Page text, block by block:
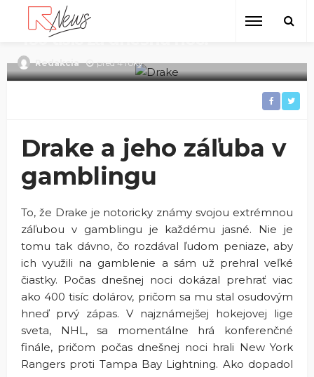
štýle! Takto dokázal Drake prehrať
450 tisíc za dnešnú noc!
Redakcia pred 4 roky
Drake a jeho záľuba v
gamblingu
To, že Drake je notoricky známy svojou extrémnou
záľubou v gamblingu je každému jasné. Nie je
tomu tak dávno, čo rozdával ľudom peniaze, aby
ich využili na gamblenie a sám už prehral veľké
čiastky. Počas dnešnej noci dokázal prehrať viac
ako 400 tisíc dolárov, pričom sa mu stal osudovým
hneď prvý zápas. V najznámejšej hokejovej lige
sveta, NHL, sa momentálne hrá konferenčné
finále, pričom počas dnešnej noci hrali New York
Rangers proti Tampa Bay Lightning. Ako dopadol